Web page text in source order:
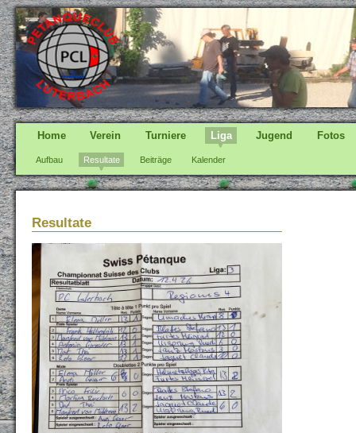
Home Verein Turniere Liga Jugend Fotos
Aufbau Resultate Beiträge Kalender
Resultate